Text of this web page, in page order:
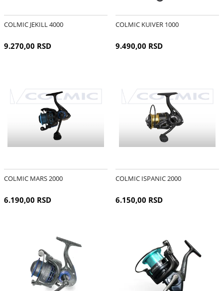
COLMIC JEKILL 4000
9.270,00 RSD
COLMIC KUIVER 1000
9.490,00 RSD
COLMIC MARS 2000
6.190,00 RSD
COLMIC ISPANIC 2000
6.150,00 RSD